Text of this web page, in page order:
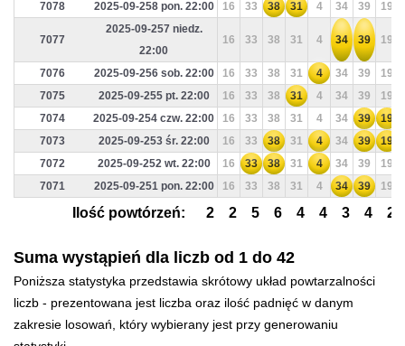
7078
2025-09-258 pon. 22:00 16 33 38 31 4 34 39 19
7077
2025-09-257 niedz.
22:00
16 33 38 31 4 34 39 19
7076 2025-09-256 sob. 22:00 16 33 38 31 4 34 39
19
7075
2025-09-255 pt. 22:00 16 33 38 31 4 34 39
19
7074
2025-09-254 czw. 22:00 16 33 38 31 4 34 39
19
7073
2025-09-253 śr. 22:00 16 33 38 31 4 34 39
19
7072
2025-09-252 wt. 22:00 16 33 38 31 4 34 39
19
7071
2025-09-251 pon. 22:00 16 33 38 31 4 34 39 19
Ilość powtórzeń: 2 2 5 6 4 4 3 4 2
Suma wystąpień dla liczb od 1 do 42
Poniższa statystyka przedstawia skrótowy układ powtarzalności
liczb - prezentowana jest liczba oraz ilość padnięć w danym
zakresie losowań, który wybierany jest przy generowaniu